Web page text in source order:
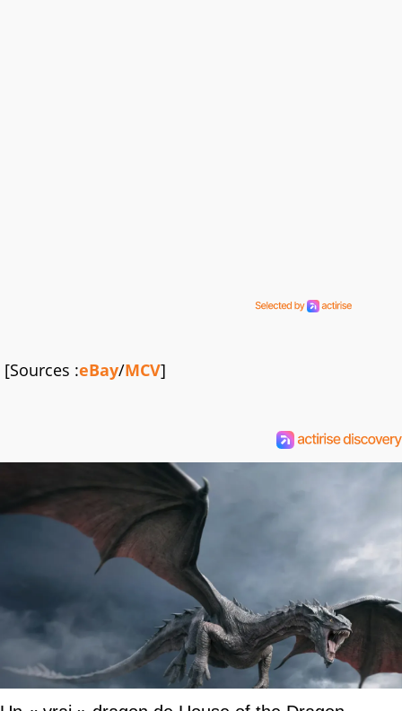
[Sources :eBay/MCV]